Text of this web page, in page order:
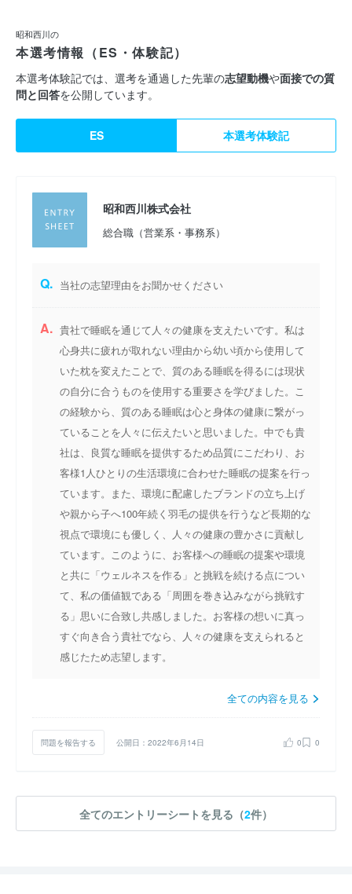
昭和西川の
本選考情報（ES・体験記）
本選考体験記では、選考を通過した先輩の志望動機や面接での質
問と回答を公開しています。
ES 本選考体験記
昭和西川株式会社
総合職（営業系・事務系）
Q. 当社の志望理由をお聞かせください
A. 貴社で睡眠を通じて人々の健康を支えたいです。私は
心身共に疲れが取れない理由から幼い頃から使用して
いた枕を変えたことで、質のある睡眠を得るには現状
の自分に合うものを使用する重要さを学びました。こ
の経験から、質のある睡眠は心と身体の健康に繋がっ
ていることを人々に伝えたいと思いました。中でも貴
社は、良質な睡眠を提供するため品質にこだわり、お
客様1人ひとりの生活環境に合わせた睡眠の提案を行っ
ています。また、環境に配慮したブランドの立ち上げ
や親から子へ100年続く羽毛の提供を行うなど長期的な
視点で環境にも優しく、人々の健康の豊かさに貢献し
ています。このように、お客様への睡眠の提案や環境
と共に「ウェルネスを作る」と挑戦を続ける点につい
て、私の価値観である「周囲を巻き込みながら挑戦す
る」思いに合致し共感しました。お客様の想いに真っ
すぐ向き合う貴社でなら、人々の健康を支えられると
感じたため志望します。
全ての内容を見る
問題を報告する 公開日：2022年6月14日 0 0
全てのエントリーシートを見る（2件）